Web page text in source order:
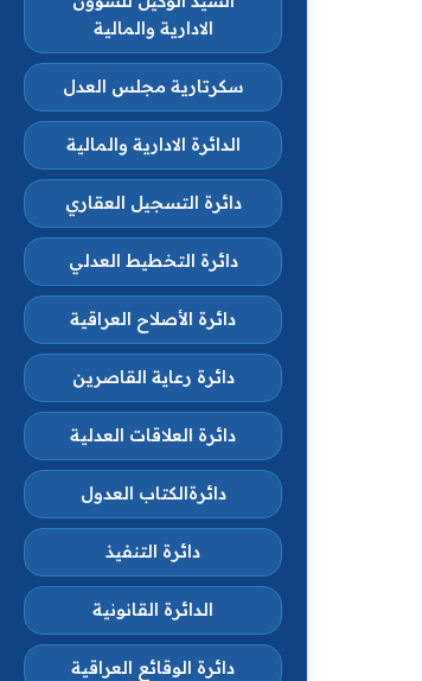
الادارية والمالية
سكرتارية مجلس العدل
الدائرة الادارية والمالية
دائرة التسجيل العقاري
دائرة التخطيط العدلي
دائرة الأصلاح العراقية
دائرة رعاية القاصرين
دائرة العلاقات العدلية
دائرةالكتاب العدول
دائرة التنفيذ
الدائرة القانونية
دائرة الوقائع العراقية